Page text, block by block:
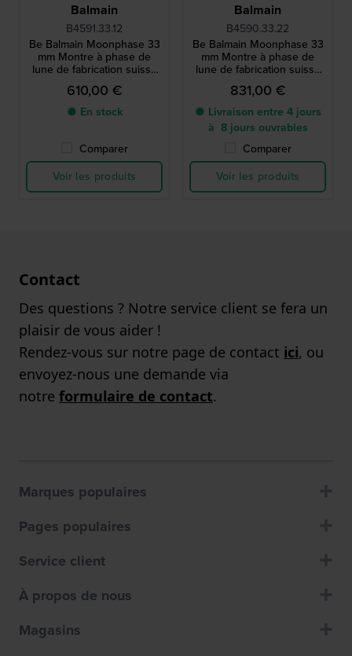
Balmain
B4591.33.12
Be Balmain Moonphase 33
mm Montre à phase de
lune de fabrication suisse
avec cadran en arabesque
610,00 €
● En stock
Comparer
Voir les produits
Balmain
B4590.33.22
Be Balmain Moonphase 33
mm Montre à phase de
lune de fabrication suisse
avec index en diamants
831,00 €
● Livraison entre 4 jours
à 8 jours ouvrables
Comparer
Voir les produits
Contact
Des questions ? Notre service client se fera un
plaisir de vous aider !
Rendez-vous sur notre page de contact ici, ou
envoyez-nous une demande via
notre formulaire de contact.
Marques populaires
Pages populaires
Service client
À propos de nous
Magasins